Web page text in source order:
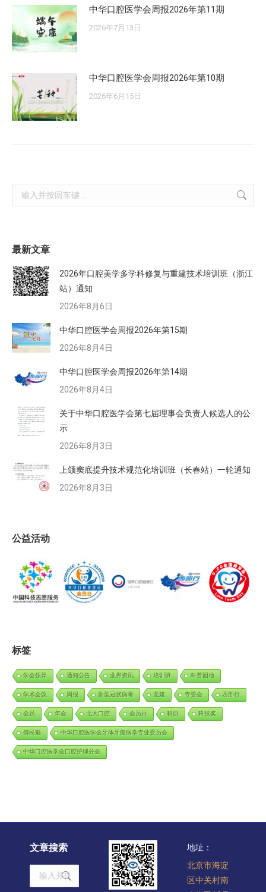
中华口腔医学会周报2026年第11期
2026年7月13日
中华口腔医学会周报2026年第10期
2026年6月15日
Search:
最新文章
2026年口腔美学多学科修复与重建技术培训班（浙江
站）通知
2026年8月6日
中华口腔医学会周报2026年第15期
2026年8月4日
中华口腔医学会周报2026年第14期
2026年8月4日
关于中华口腔医学会第七届理事会负责人候选人的公
示
2026年8月3日
上颌窦底提升技术规范化培训班（长春站）一轮通知
2026年8月3日
公益活动
标签
学会领导 通知公告 业界资讯 培训班 科普园地
学术会议 周报 新型冠状病毒 党建 专委会 西部行
会员 年会 北大口腔 会员日 科协 科技奖
傅民魁 中华口腔医学会牙体牙髓病学专业委员会
中华口腔医学会口腔护理分会
文章搜索
Search:
地址：
北京市海淀
区中关村南